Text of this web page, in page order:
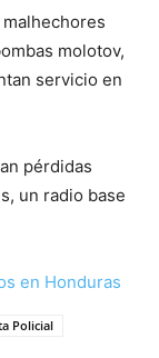
molotov,
servicio en
pérdidas
un radio base
en Honduras
Policial